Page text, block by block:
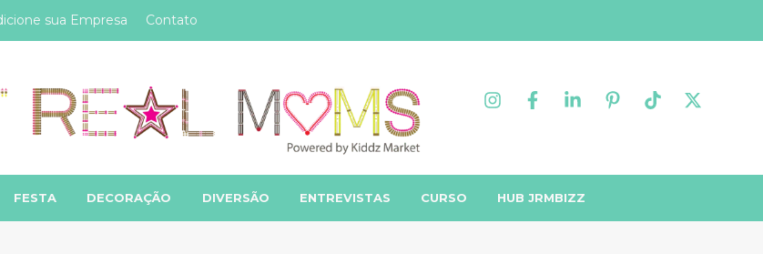
sua Empresa Contato
FESTA DECORAÇÃO DIVERSÃO ENTREVISTAS CURSO HUB JRMBIZZ